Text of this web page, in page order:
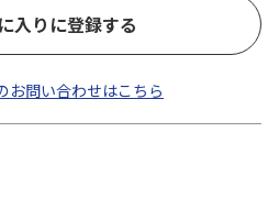
入りに登録する
お問い合わせはこちら